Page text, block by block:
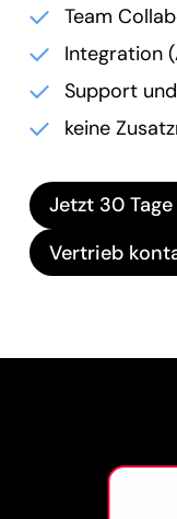
Team
Integration
Support
keine
Jetzt 30
Vertrieb